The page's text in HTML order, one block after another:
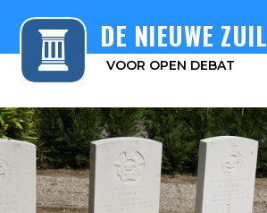
DE NIEUWE ZUIL
VOOR OPEN DEBAT